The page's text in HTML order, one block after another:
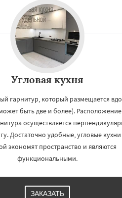
Угловая кухня
гарнитур, который размещается
быть две и более). Расположение
осуществляется
Достаточно удобные, угловые кухни
экономят пространство и являются
функциональными.
ЗАКАЗАТЬ